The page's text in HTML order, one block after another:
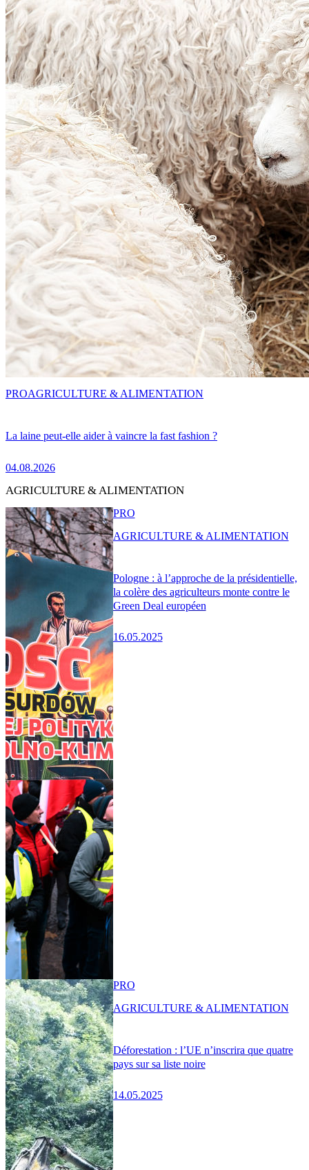
La laine peut-elle aider à vaincre la fast fashion ?
04.08.2026
PROAGRICULTURE & ALIMENTATION
AGRICULTURE & ALIMENTATION
Pologne : à l’approche de la présidentielle,
la colère des agriculteurs monte contre le
Green Deal européen
16.05.2025
PRO
AGRICULTURE & ALIMENTATION
Déforestation : l’UE n’inscrira que quatre
pays sur sa liste noire
14.05.2025
PRO
AGRICULTURE & ALIMENTATION